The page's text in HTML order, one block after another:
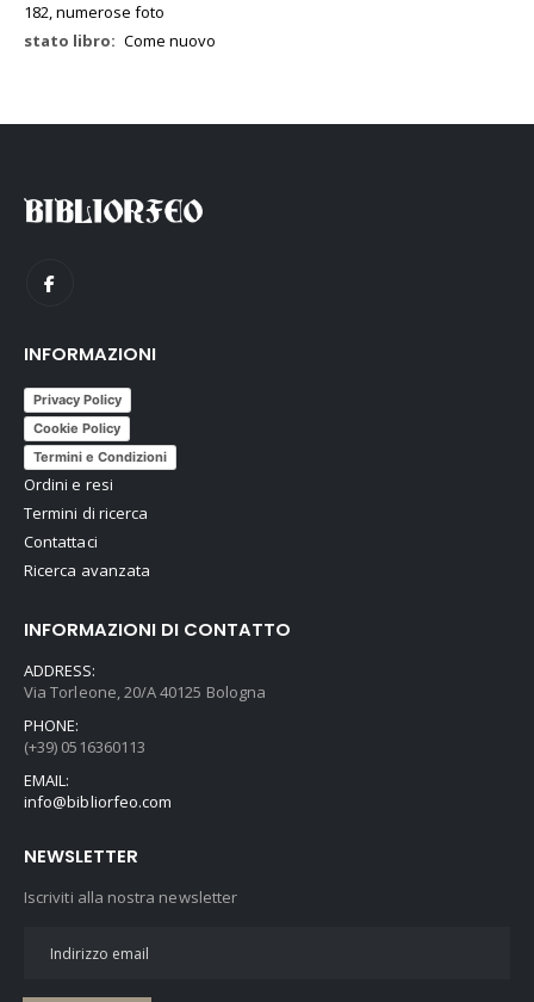
182, numerose foto
Come nuovo
INFORMAZIONI
Privacy Policy
Cookie Policy
Termini e Condizioni
Ordini e resi
Termini di ricerca
Contattaci
Ricerca avanzata
INFORMAZIONI DI CONTATTO
ADDRESS:
Via Torleone, 20/A 40125 Bologna
PHONE:
(+39) 0516360113
EMAIL:
info@bibliorfeo.com
NEWSLETTER
Iscriviti alla nostra newsletter